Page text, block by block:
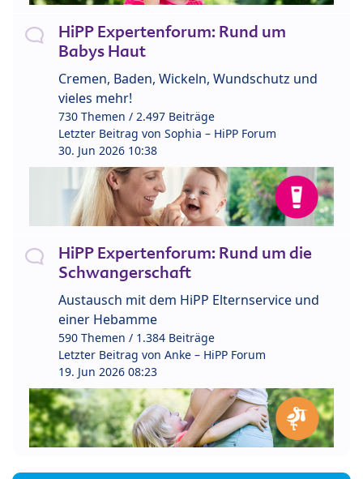
HiPP Expertenforum: Rund um
Babys Haut
Cremen, Baden, Wickeln, Wundschutz und
vieles mehr!
730 Themen / 2.497 Beiträge
Letzter Beitrag von Sophia – HiPP Forum
30. Jun 2026 10:38
HiPP Expertenforum: Rund um die
Schwangerschaft
Austausch mit dem HiPP Elternservice und
einer Hebamme
590 Themen / 1.384 Beiträge
Letzter Beitrag von Anke – HiPP Forum
19. Jun 2026 08:23